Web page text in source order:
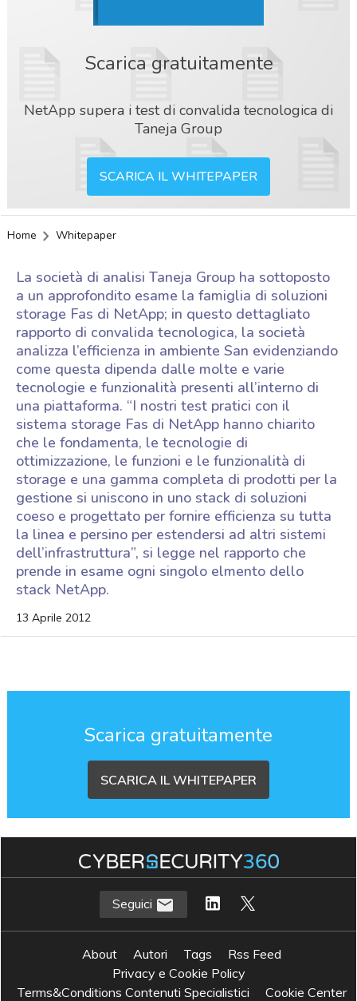
Scarica gratuitamente
NetApp supera i test di convalida tecnologica di
Taneja Group
SCARICA IL WHITEPAPER
Home Whitepaper
La società di analisi Taneja Group ha sottoposto
a un approfondito esame la famiglia di soluzioni
storage Fas di NetApp; in questo dettagliato
rapporto di convalida tecnologica, la società
analizza l’efficienza in ambiente San evidenziando
come questa dipenda dalle molte e varie
tecnologie e funzionalità presenti all’interno di
una piattaforma. “I nostri test pratici con il
sistema storage Fas di NetApp hanno chiarito
che le fondamenta, le tecnologie di
ottimizzazione, le funzioni e le funzionalità di
storage e una gamma completa di prodotti per la
gestione si uniscono in uno stack di soluzioni
coeso e progettato per fornire efficienza su tutta
la linea e persino per estendersi ad altri sistemi
dell’infrastruttura”, si legge nel rapporto che
prende in esame ogni singolo elmento dello
stack NetApp.
13 Aprile 2012
Scarica gratuitamente
SCARICA IL WHITEPAPER
Seguici
About Autori Tags
Rss Feed
Privacy e Cookie Policy
Terms&Conditions Contenuti Specialistici
Cookie Center